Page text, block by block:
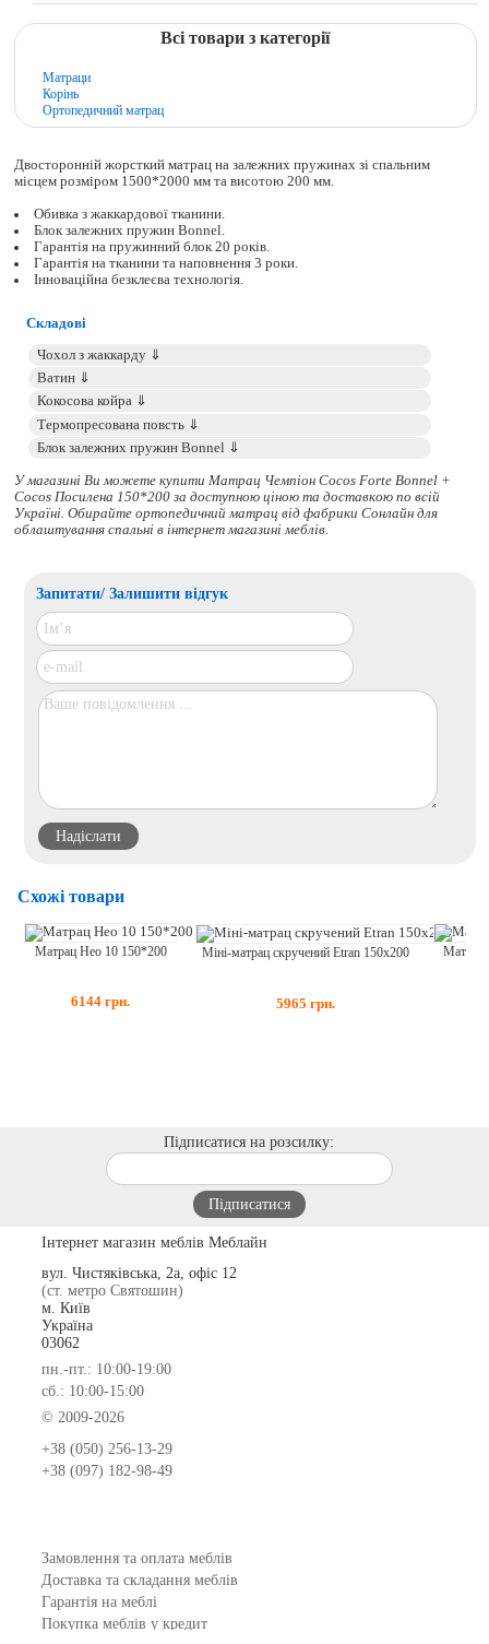
Всі товари з категорії
Матраци
Корінь
Ортопедичний матрац
Двосторонній жорсткий матрац на залежних пружинах зі спальним
місцем розміром 1500*2000 мм та висотою 200 мм.
Обивка з жаккардової тканини.
Блок залежних пружин Bonnel.
Гарантія на пружинний блок 20 років.
Гарантія на тканини та наповнення 3 роки.
Інноваційна безклеєва технологія.
Складові
У магазині Ви можете купити Матрац Чемпіон Cocos Forte Bonnel +
Cocos Посилена 150*200 за доступною ціною та доставкою по всій
Україні. Обирайте ортопедичний матрацвід фабрики Сонлайн для
облаштування спальні в інтернет магазині меблів.
Запитати/ Залишити відгук
Схожі товари
Матрац Нео 10 150*200
6144 грн.
Міні-матрац скручений Etran 150x200
5965 грн.
Матрац
Підписатися на розсилку:
Інтернет магазин меблів Меблайн
вул. Чистяківська, 2а, офіс 12
(ст. метро Святошин)
м. Київ
Україна
03062
пн.-пт.: 10:00-19:00
сб.: 10:00-15:00
© 2009-2026
+38 (050) 256-13-29
+38 (097) 182-98-49
Замовлення та оплата меблів
Доставка та складання меблів
Гарантія на меблі
Покупка меблів у кредит